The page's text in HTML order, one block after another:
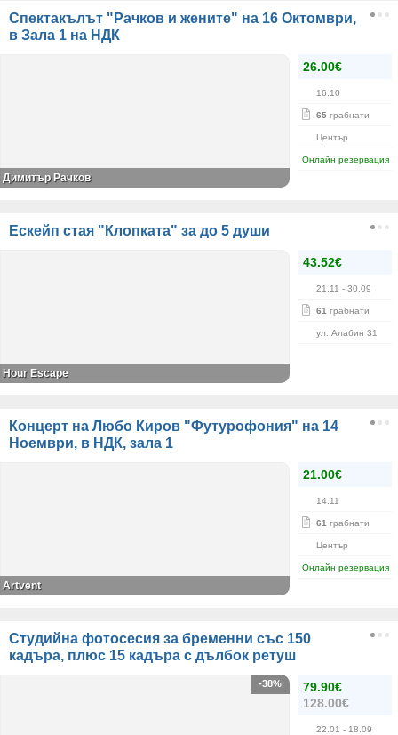
Спектакълът "Рачков и жените" на 16 Октомври,
в Зала 1 на НДК
26.00€
16.10
65 грабнати
Център
Онлайн резервация
Димитър Рачков
Ескейп стая "Клопката" за до 5 души
43.52€
21.11 - 30.09
61 грабнати
ул. Алабин 31
Hour Escape
Концерт на Любо Киров "Футурофония" на 14
Ноември, в НДК, зала 1
21.00€
14.11
61 грабнати
Център
Онлайн резервация
Artvent
Студийна фотосесия за бременни със 150
кадъра, плюс 15 кадъра с дълбок ретуш
79.90€
128.00€
22.01 - 18.09
-38%